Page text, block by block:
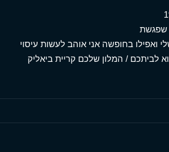
שפגשת
ואפילו בחופשה אני אוהב לעשות עיסוי
לביתכם / המלון שלכם קריית ביאליק